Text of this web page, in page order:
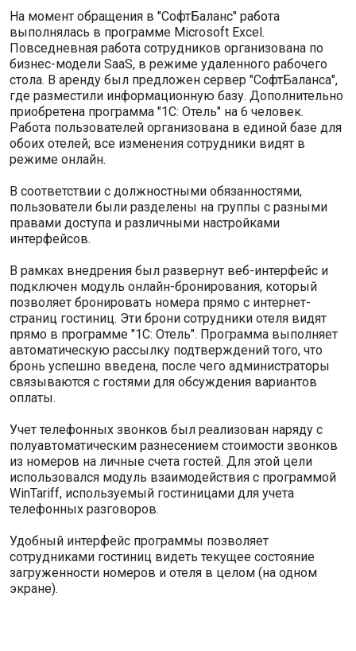
На момент обращения в "СофтБаланс" работа
выполнялась в программе Microsoft Excel.
Повседневная работа сотрудников организована по
бизнес-модели SaaS, в режиме удаленного рабочего
стола. В аренду был предложен сервер "СофтБаланса",
где разместили информационную базу. Дополнительно
приобретена программа "1С: Отель" на 6 человек.
Работа пользователей организована в единой базе для
обоих отелей; все изменения сотрудники видят в
режиме онлайн.
В соответствии с должностными обязанностями,
пользователи были разделены на группы с разными
правами доступа и различными настройками
интерфейсов.
В рамках внедрения был развернут веб-интерфейс и
подключен модуль онлайн-бронирования, который
позволяет бронировать номера прямо с интернет-
страниц гостиниц. Эти брони сотрудники отеля видят
прямо в программе "1С: Отель". Программа выполняет
автоматическую рассылку подтверждений того, что
бронь успешно введена, после чего администраторы
связываются с гостями для обсуждения вариантов
оплаты.
Учет телефонных звонков был реализован наряду с
полуавтоматическим разнесением стоимости звонков
из номеров на личные счета гостей. Для этой цели
использовался модуль взаимодействия с программой
WinTariff, используемый гостиницами для учета
телефонных разговоров.
Удобный интерфейс программы позволяет
сотрудниками гостиниц видеть текущее состояние
загруженности номеров и отеля в целом (на одном
экране).